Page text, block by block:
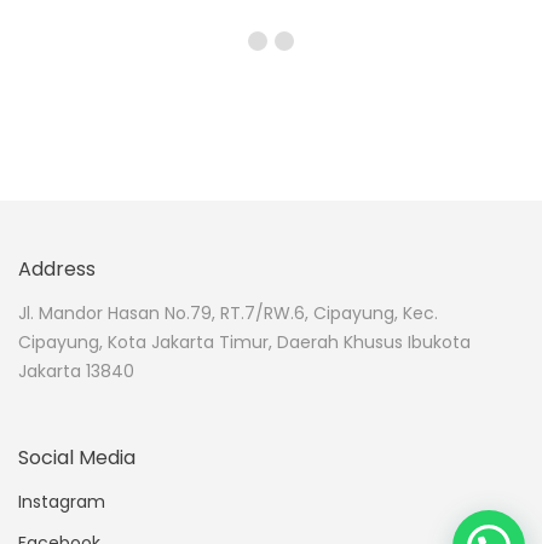
Address
Jl. Mandor Hasan No.79, RT.7/RW.6, Cipayung, Kec.
Cipayung, Kota Jakarta Timur, Daerah Khusus Ibukota
Jakarta 13840
Social Media
Instagram